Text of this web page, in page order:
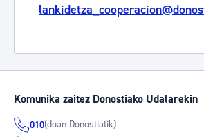
Komunika zaitez Donostiako Udalarekin
010(doan Donostiatik)